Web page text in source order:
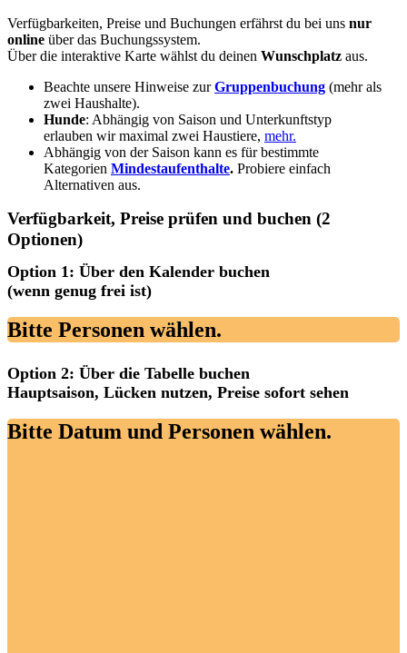
Verfügbarkeiten, Preise und Buchungen erfährst du bei uns nur
online über das Buchungssystem.
Über die interaktive Karte wählst du deinen Wunschplatz aus.
Beachte unsere Hinweise zurGruppenbuchung (mehr als
zwei Haushalte).
Hunde: Abhängig von Saison und Unterkunftstyp
erlauben wir maximal zwei Haustiere, mehr.
Abhängig von der Saison kann es für bestimmte
Kategorien Mindestaufenthalte. Probiere einfach
Alternativen aus.
Verfügbarkeit, Preise prüfen und buchen (2
Optionen)
Option 1: Über den Kalender buchen
(wenn genug frei ist)
Bitte Personen wählen.
Option 2: Über die Tabelle buchen
Hauptsaison, Lücken nutzen, Preise sofort sehen
Bitte Datum und Personen wählen.